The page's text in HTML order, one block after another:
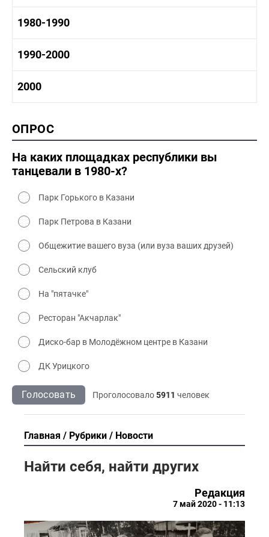
1960-1970 промышленность
1960-1970 культура
1970-1980 история
1970-1980 культура
1970 - 1980 быт
1980-1990
1980 -1990 история
1980-1990 культура
1990-2000
1990-2000 культура
2000
2000 промышленность
2000 культура
ОПРОС
На каких площадках республики вы
танцевали в 1980-х?
Парк Горького в Казани
Парк Петрова в Казани
Общежитие вашего вуза (или вуза ваших друзей)
Сельский клуб
На "пятачке"
Ресторан "Акчарлак"
Диско-бар в Молодёжном центре в Казани
ДК Урицкого
Голосовать Проголосовало5911 человек
Главная Рубрики Новости
Найти себя, найти других
Редакция
7 май 2020 - 11:13